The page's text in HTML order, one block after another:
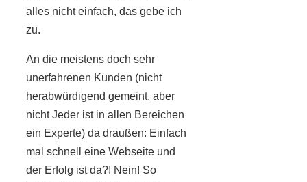
alles nicht einfach, das gebe ich
zu.
An die meistens doch sehr
unerfahrenen Kunden (nicht
herabwürdigend gemeint, aber
nicht Jeder ist in allen Bereichen
ein Experte) da draußen: Einfach
mal schnell eine Webseite und
der Erfolg ist da?! Nein! So